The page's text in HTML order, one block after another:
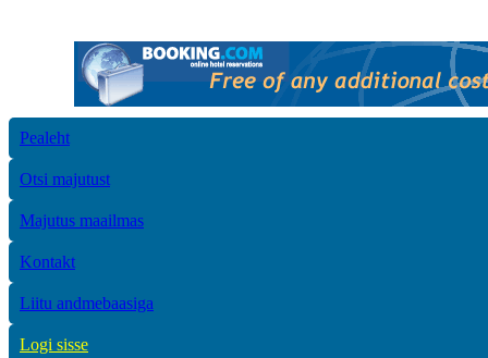
Pealeht
Otsi majutust
Majutus maailmas
Kontakt
Liitu andmebaasiga
Logi sisse